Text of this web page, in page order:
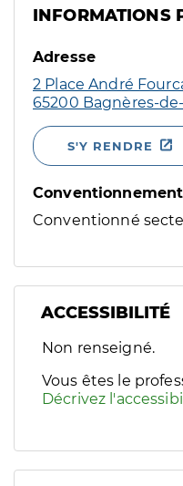
INFORMATIONS
Adresse
2 Place André
65200 Bagnères-
S'Y RENDRE
Conventionnement
Conventionné
ACCESSIBILITÉ
Filtres
Sélectionnez un ou
Non renseigné.
Vous êtes le
Décrivez